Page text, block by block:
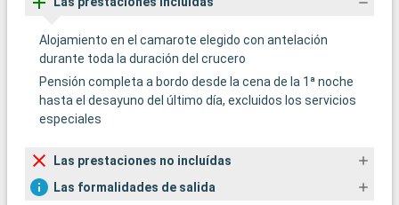
Alojamiento en el camarote elegido con antelación
durante toda la duración del crucero
Pensión completa a bordo desde la cena de la 1ª noche
hasta el desayuno del último día, excluidos los servicios
especiales
Las prestaciones no incluídas
Las formalidades de salida